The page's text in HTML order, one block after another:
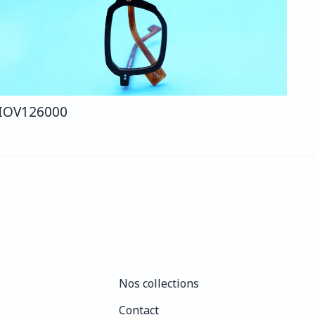
V126000
Nos collections
Contact